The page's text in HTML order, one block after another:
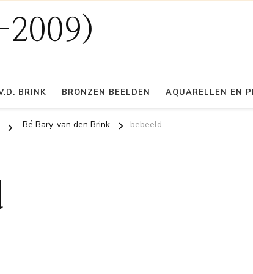
BRINK BRONZEN BEELDEN AQUARELLEN EN
Bé Bary-van den Brink bebeeld